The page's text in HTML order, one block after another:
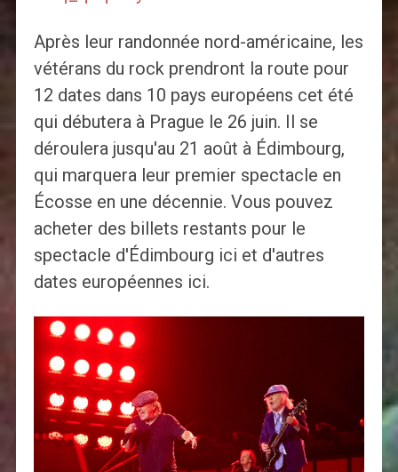
Après leur randonnée nord-américaine, les
vétérans du rock prendront la route pour
12 dates dans 10 pays européens cet été
qui débutera à Prague le 26 juin. Il se
déroulera jusqu'au 21 août à Édimbourg,
qui marquera leur premier spectacle en
Écosse en une décennie. Vous pouvez
acheter des billets restants pour le
spectacle d'Édimbourg ici et d'autres
dates européennes ici.